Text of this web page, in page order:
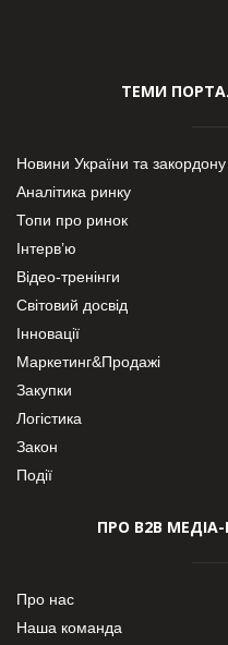
ТЕМИ
Новини України та закордону
Аналітика ринку
Топи про ринок
Інтерв’ю
Відео-тренінги
Світовий досвід
Інновації
Маркетинг&Продажі
Закупки
Логістика
Закон
Події
ПРО В2В МЕДІА-
Про нас
Наша команда